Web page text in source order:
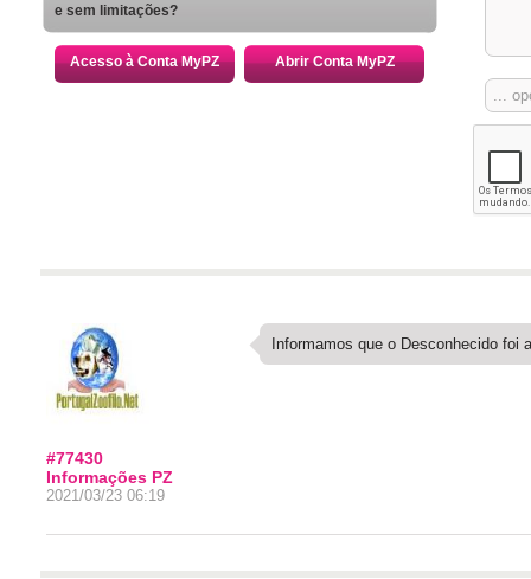
e sem limitações?
Acesso à Conta MyPZ Abrir Conta MyPZ
#77430
Informações PZ
2021/03/23 06:19
Informamos que o Desconhecido